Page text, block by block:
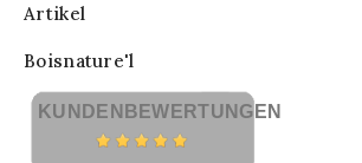
Artikel
Boisnature'l
KUNDENBEWERTUNGEN